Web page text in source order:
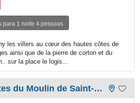
para 1 noite 4 pessoas
les villers au cœur des hautes côtes de
ainsi que de la pierre de corton et du
sur la place le logis...
Chambres d'hôtes du Moulin de Saint-Germain